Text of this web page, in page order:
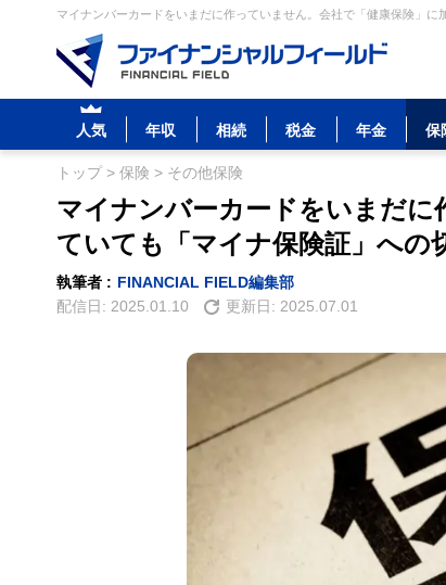
マイナンバーカードをいまだに作っていません。会社で「健康保険」
人気 年収 相続 税金 年金 保
トップ> 保険 > その他保険
マイナンバーカードをいまだに
ていても「マイナ保険証」への
執筆者 : FINANCIAL FIELD編集部
配信日: 2025.01.10 更新日: 2025.07.01